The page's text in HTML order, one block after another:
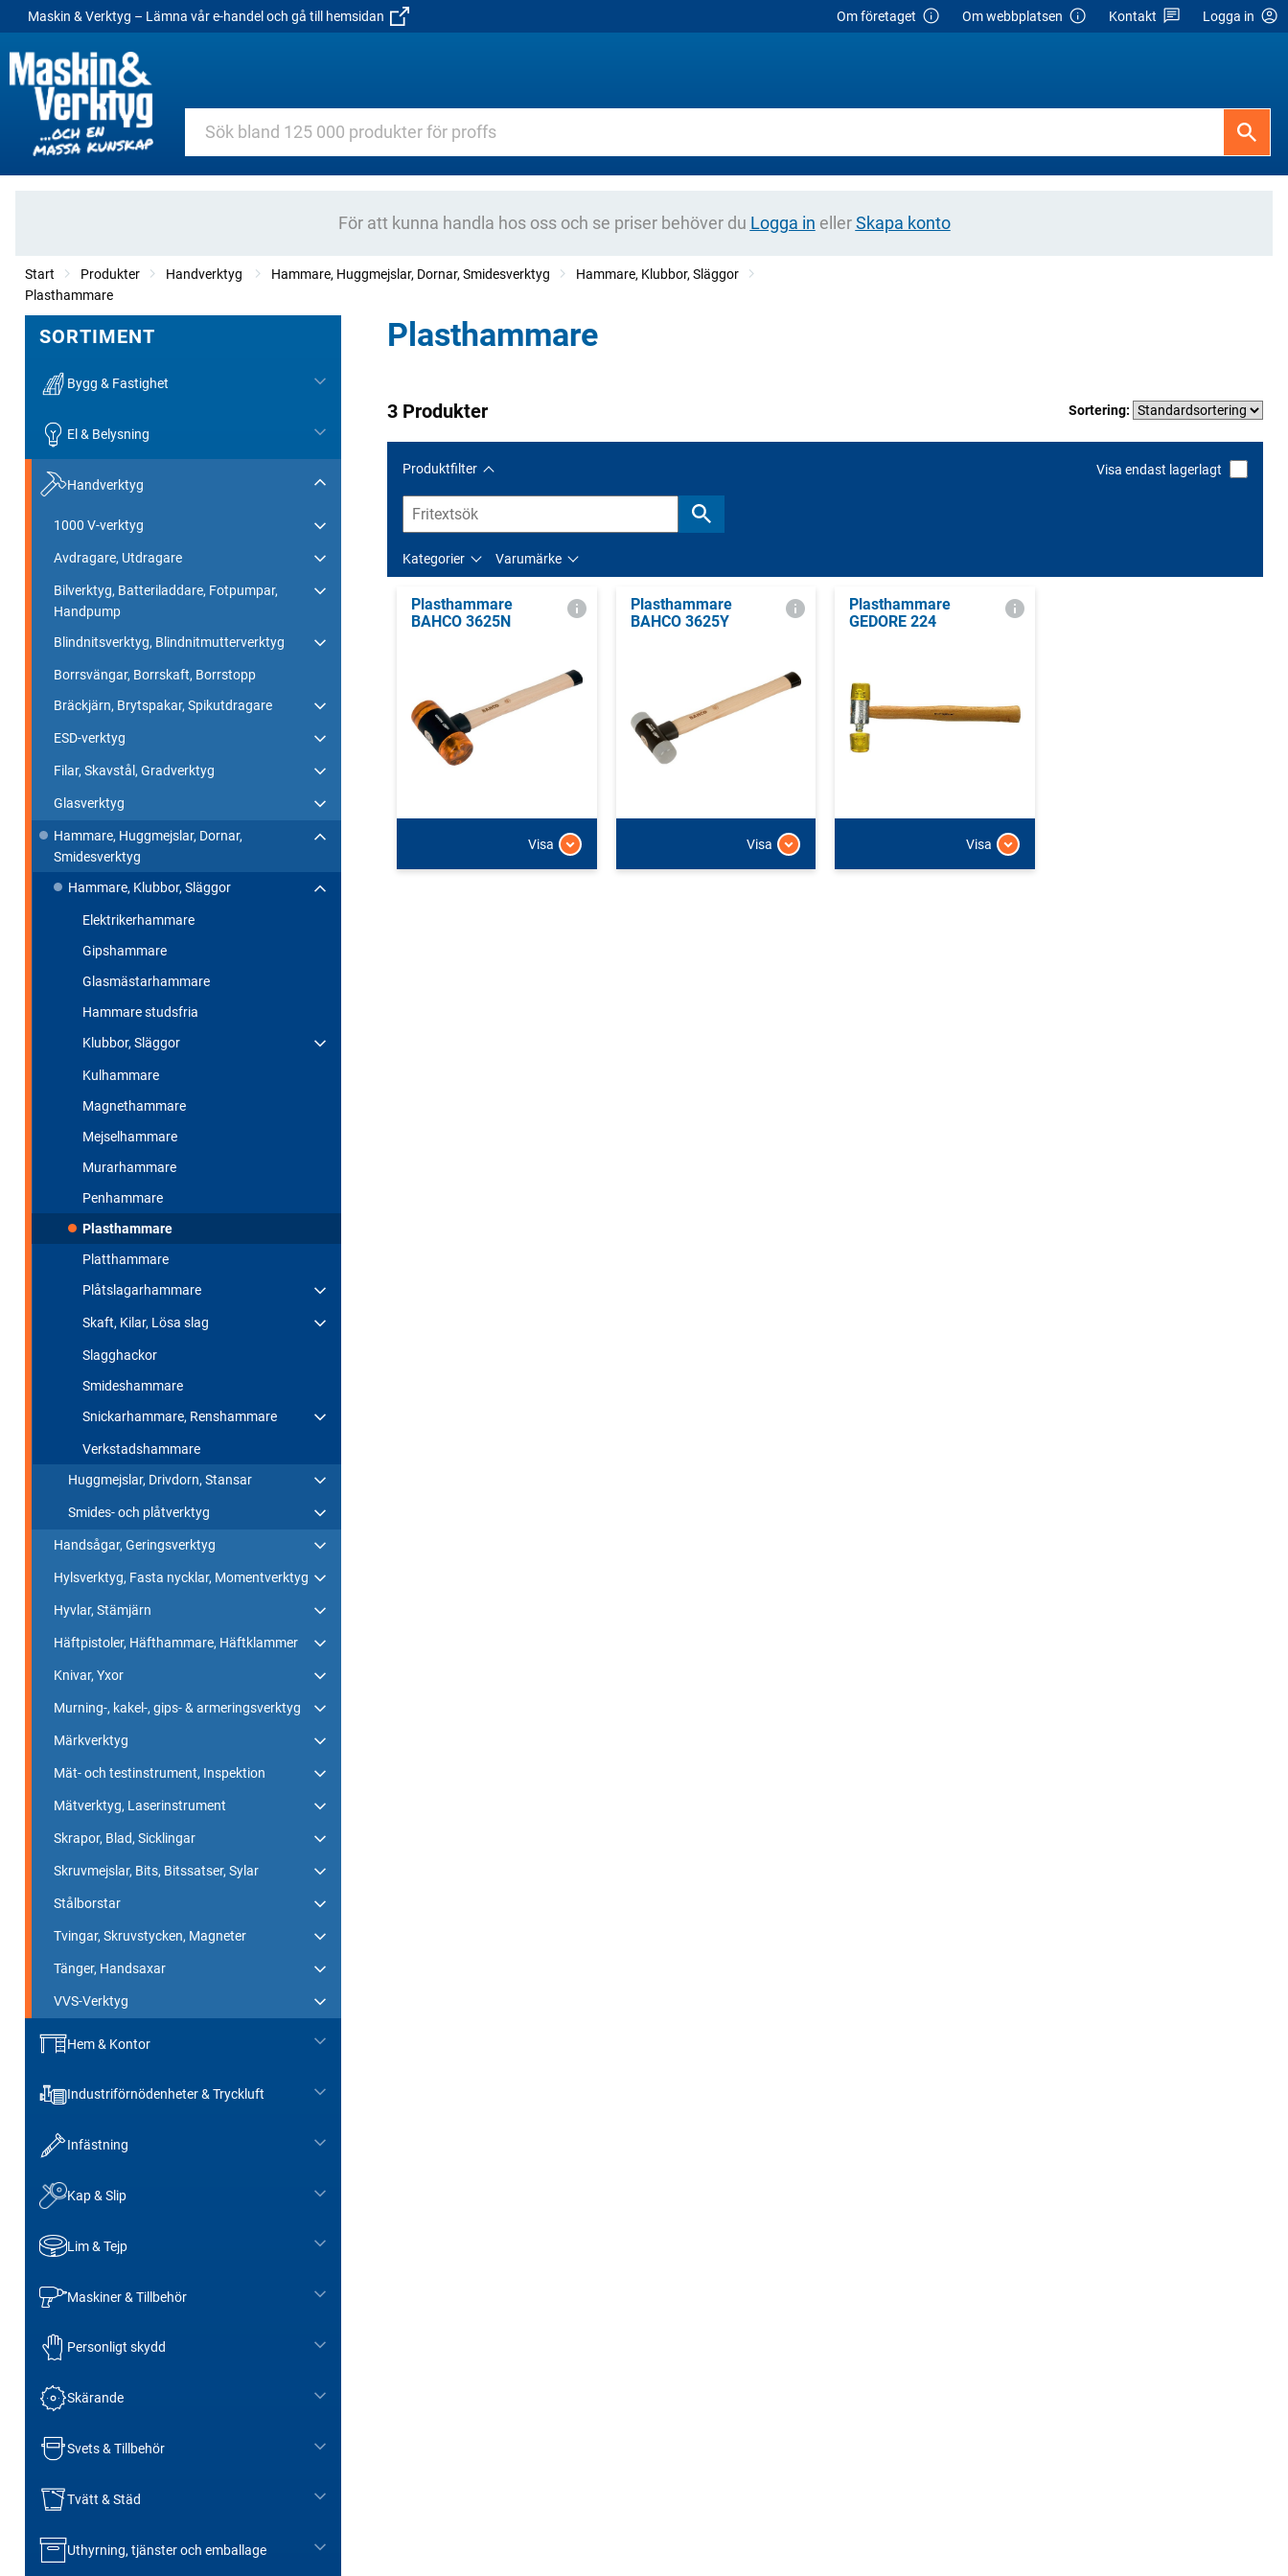
Maskin & Verktyg – Lämna vår e-handel och gå till hemsidan Om företaget Om webbplatsen Kontakt Logga in
För att kunna handla hos oss och se priser behöver du Logga in ellerSkapa konto
Start Produkter Handverktyg Hammare, Huggmejslar, Dornar, Smidesverktyg
Hammare, Klubbor, Släggor
Plasthammare
SORTIMENT
Bygg & Fastighet
El & Belysning
Handverktyg
1000 V-verktyg
Avdragare, Utdragare
Bilverktyg, Batteriladdare, Fotpumpar,
Handpump
Blindnitsverktyg, Blindnitmutterverktyg
Borrsvängar, Borrskaft, Borrstopp
Bräckjärn, Brytspakar, Spikutdragare
ESD-verktyg
Filar, Skavstål, Gradverktyg
Glasverktyg
Hammare, Huggmejslar, Dornar,
Smidesverktyg
Hammare, Klubbor, Släggor
Elektrikerhammare
Gipshammare
Glasmästarhammare
Hammare studsfria
Klubbor, Släggor
Kulhammare
Magnethammare
Mejselhammare
Murarhammare
Penhammare
Plasthammare
Platthammare
Plåtslagarhammare
Skaft, Kilar, Lösa slag
Slagghackor
Smideshammare
Snickarhammare, Renshammare
Verkstadshammare
Huggmejslar, Drivdorn, Stansar
Smides- och plåtverktyg
Handsågar, Geringsverktyg
Hylsverktyg, Fasta nycklar, Momentverktyg
Hyvlar, Stämjärn
Häftpistoler, Häfthammare, Häftklammer
Knivar, Yxor
Murning-, kakel-, gips- & armeringsverktyg
Märkverktyg
Mät- och testinstrument, Inspektion
Mätverktyg, Laserinstrument
Skrapor, Blad, Sicklingar
Skruvmejslar, Bits, Bitssatser, Sylar
Stålborstar
Tvingar, Skruvstycken, Magneter
Tänger, Handsaxar
VVS-Verktyg
Hem & Kontor
Industriförnödenheter & Tryckluft
Infästning
Kap & Slip
Lim & Tejp
Maskiner & Tillbehör
Personligt skydd
Skärande
Svets & Tillbehör
Tvätt & Städ
Uthyrning, tjänster och emballage
Plasthammare
3 Produkter Sortering:
Produktfilter Visa endast lagerlagt
Kategorier Varumärke
Plasthammare
BAHCO 3625N
Visa
Plasthammare
BAHCO 3625Y
Visa
Plasthammare
GEDORE 224
Visa